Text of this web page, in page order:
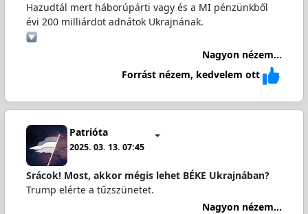
Hazudtál mert háborúpárti vagy és a MI pénzünkből
évi 200 milliárdot adnátok Ukrajnának.
Nagyon nézem...
Forrást nézem, kedvelem ott
Patrióta
2025. 03. 13. 07:45
Srácok! Most, akkor mégis lehet BÉKE Ukrajnában?
Trump elérte a tűzszünetet.
Nagyon nézem...